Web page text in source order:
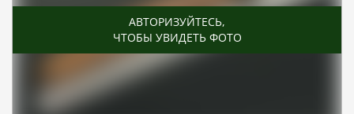
АВТОРИЗУЙТЕСЬ,
ЧТОБЫ УВИДЕТЬ ФОТО